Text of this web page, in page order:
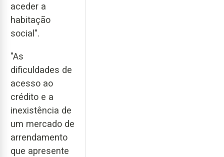
aceder a
habitação
social".
"As
dificuldades de
acesso ao
crédito e a
inexistência de
um mercado de
arrendamento
que apresente